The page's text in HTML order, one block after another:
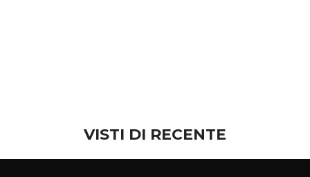
VISTI DI RECENTE